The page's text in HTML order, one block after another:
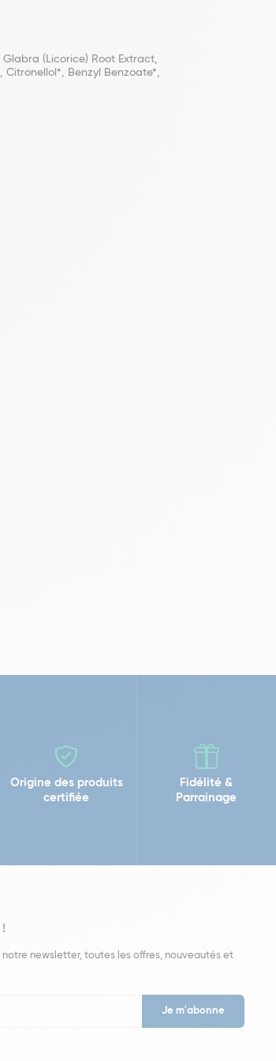
(Licorice) Root Extract,
Benzyl Benzoate*,
Origine des produits
certifiée
Fidélité &
Parrainage
notre newsletter, toutes les offres, nouveautés et